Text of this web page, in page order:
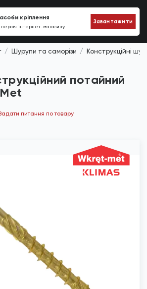
кріплення
інтернет-магазину
Завантажити
0
Шурупи та саморізи Конструкційні
потайний
питання по товару